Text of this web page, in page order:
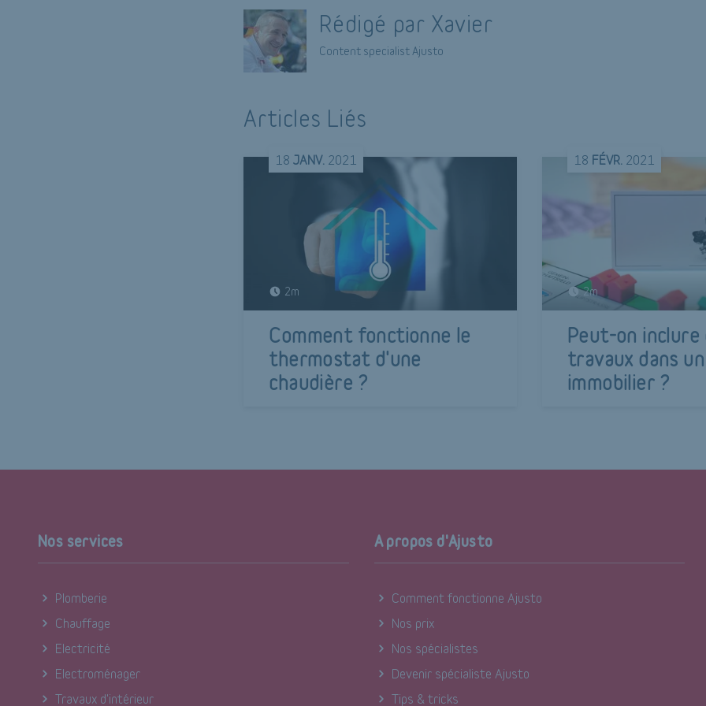
Rédigé par Xavier
Content specialist Ajusto
Articles Liés
18JANV. 2021
2m
Comment fonctionne le
thermostat d'une
chaudière ?
18 FÉVR. 2021
2m
Peut-on inclure
travaux dans
immobilier ?
Nos services
Plomberie
Chauffage
Electricité
Electroménager
Travaux d'intérieur
A propos d'Ajusto
Comment fonctionne Ajusto
Nos prix
Nos spécialistes
Devenir spécialiste Ajusto
Tips & tricks